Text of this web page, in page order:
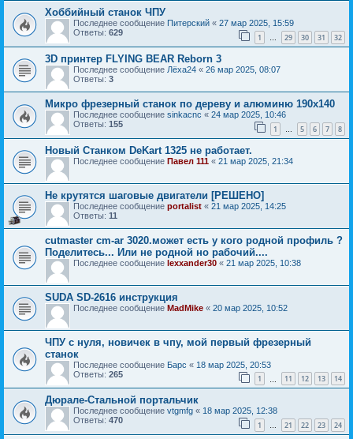
Хоббийный станок ЧПУ
Последнее сообщение Питерский « 27 мар 2025, 15:59
Ответы: 629 1 … 29 30 31 32
3D принтер FLYING BEAR Reborn 3
Последнее сообщение Лёха24 « 26 мар 2025, 08:07
Ответы: 3
Микро фрезерный станок по дереву и алюминю 190x140
Последнее сообщение sinkacnc « 24 мар 2025, 10:46
Ответы: 155 1 5 6 7 8
Новый Станком DeKart 1325 не работает.
Последнее сообщение Павел 111 « 21 мар 2025, 21:34
Не крутятся шаговые двигатели [РЕШЕНО]
Последнее сообщение portalist « 21 мар 2025, 14:25
Ответы: 11
cutmaster cm-ar 3020.может есть у кого родной профиль ?
Поделитесь... Или не родной но рабочий....
Последнее сообщение lexxander30 « 21 мар 2025, 10:38
SUDA SD-2616 инструкция
Последнее сообщение MadMike « 20 мар 2025, 10:52
ЧПУ с нуля, новичек в чпу, мой первый фрезерный
станок
Последнее сообщение Барс « 18 мар 2025, 20:53
Ответы: 265 1 11 12 13 14
Дюрале-Стальной портальчик
Последнее сообщение vtgmfg « 18 мар 2025, 12:38
Ответы: 470 1 … 21 22 23 24